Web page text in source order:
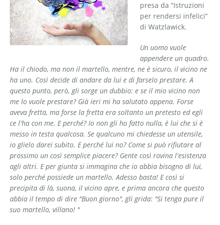
presa da “Istruzioni
per rendersi infelici”
di Watzlawick.
Un uomo vuole
appendere un quadro.
Ha il chiodo, ma non il martello, mentre, ne è sicuro, il vicino ne
ha uno. Così decide di andare da lui e di farselo prestare. A
questo punto, però, gli sorge un dubbio: e se il mio vicino non
me lo vuole prestare? Già ieri mi ha salutato appena. Forse
aveva fretta, ma forse la fretta era soltanto un pretesto ed egli
ce l'ha con me. E perché? Io non gli ho fatto nulla, è lui che si è
messo in testa qualcosa. Se qualcuno mi chiedesse un utensile,
io glielo darei subito. E perché lui no? Come si può rifiutare al
prossimo un così semplice piacere? Gente così rovina l'esistenza
agli altri. E per giunta si immagina che io abbia bisogno di lui,
solo perché possiede un martello. Adesso basta! E così si
precipita di là, suona, il vicino apre, e prima ancora che questo
abbia il tempo di dire "Buon giorno", gli grida: "Si tenga pure il
suo martello, villano! "